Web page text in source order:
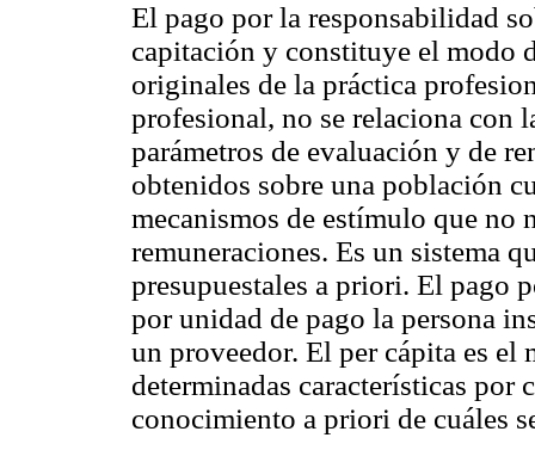
El pago por la responsabilidad
capitación y constituye el modo
originales de la práctica
profesional, no se relaciona con
parámetros de evaluación y de
obtenidos sobre una población
mecanismos de estímulo que no
remuneraciones. Es un sistema
presupuestales a priori. El pago
por unidad de pago la persona
un proveedor. El per cápita es el
determinadas características por
conocimiento a priori de cuáles